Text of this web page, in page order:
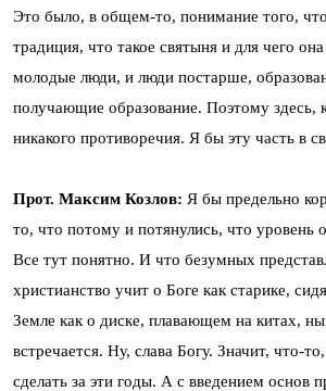
Это было, в общем-то, понимание того, что
традиция, что такое святыня и для чего
молодые люди, и люди постарше,
получающие образование. Поэтому здесь,
никакого противоречия. Я бы эту часть в
Прот. Максим Козлов: Я бы предельно
то, что потому и потянулись, что уровень
Все тут понятно. И что безумных
христианство учит о Боге как старике,
Земле как о диске, плавающем на китах,
встречается. Ну, слава Богу. Значит, что-
сделать за эти годы. А с введением основ